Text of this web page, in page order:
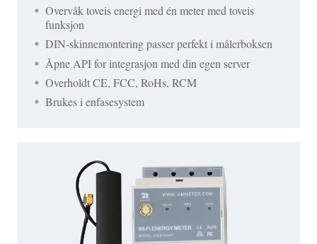
Overvåk toveis energi med én meter med toveis
funksjon
DIN-skinnemontering passer perfekt i målerboksen
Åpne API for integrasjon med din egen server
Overholdt CE, FCC, RoHs, RCM
Brukes i enfasesystem